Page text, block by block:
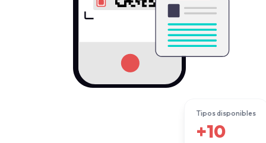
Tipos disponibles
+10